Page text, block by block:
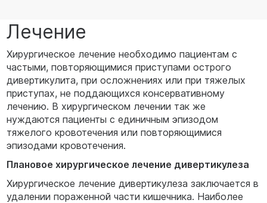
Лечение
Хирургическое лечение необходимо пациентам с
частыми, повторяющимися приступами острого
дивертикулита, при осложнениях или при тяжелых
приступах, не поддающихся консервативному
лечению. В хирургическом лечении так же
нуждаются пациенты с единичным эпизодом
тяжелого кровотечения или повторяющимися
эпизодами кровотечения.
Плановое хирургическое лечение дивертикулеза
Хирургическое лечение дивертикулеза заключается в
удалении пораженной части кишечника. Наиболее